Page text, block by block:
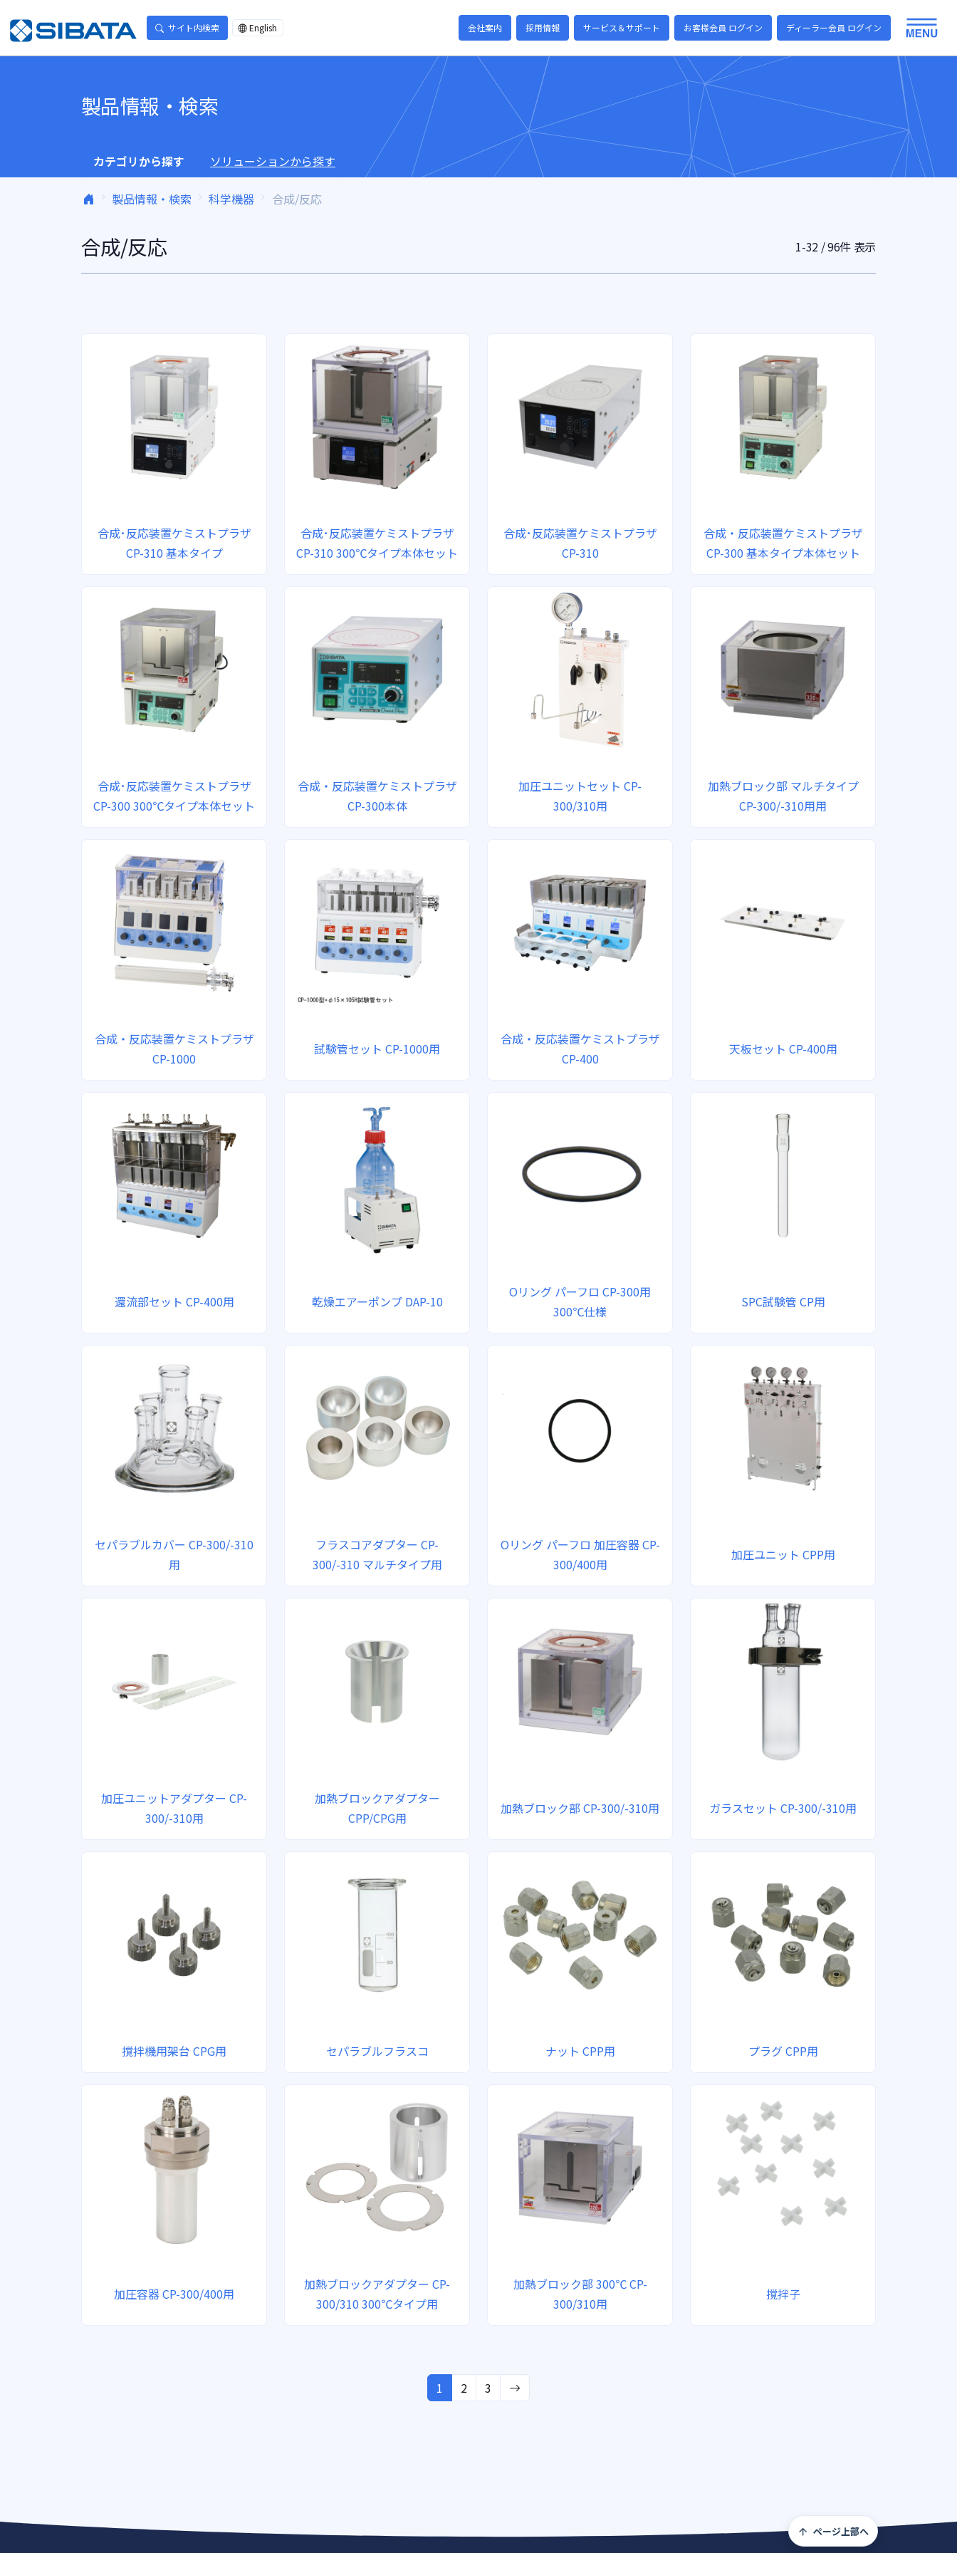
サイト内検索 English 会社案内 採用情報 サービス＆サポート お客様会員 ログイン ディーラー会員 ログイン
製品情報・検索
カテゴリから探す ソリューションから探す
製品情報・検索 科学機器 合成/反応
合成/反応 1-32 / 96件 表示
合成･反応装置ケミストプラザ
CP-310 基本タイプ
合成･反応装置ケミストプラザ
CP-310 300℃タイプ本体セット
合成･反応装置ケミストプラザ
CP-310
合成・反応装置ケミストプラザ
CP-300 基本タイプ本体セット
合成･反応装置ケミストプラザ
CP-300 300℃タイプ本体セット
合成・反応装置ケミストプラザ
CP-300本体
加圧ユニットセット CP-
300/310用
加熱ブロック部 マルチタイプ
CP-300/-310用用
合成・反応装置ケミストプラザ
CP-1000
試験管セット CP-1000用
合成・反応装置ケミストプラザ
CP-400
天板セット CP-400用
還流部セット CP-400用 乾燥エアーポンプ DAP-10
Oリング パーフロ CP-300用
300℃仕様
SPC試験管 CP用
セパラブルカバー CP-300/-310
用
フラスコアダプター CP-
300/-310 マルチタイプ用
Oリング パーフロ 加圧容器 CP-
300/400用
加圧ユニット CPP用
加圧ユニットアダプター CP-
300/-310用
加熱ブロックアダプター
CPP/CPG用
加熱ブロック部 CP-300/-310用 ガラスセット CP-300/-310用
撹拌機用架台 CPG用 セパラブルフラスコ ナット CPP用 プラグ CPP用
加圧容器 CP-300/400用
加熱ブロックアダプター CP-
300/310 300℃タイプ用
加熱ブロック部 300℃ CP-
300/310用
撹拌子
1 2 3
ページ上部へ